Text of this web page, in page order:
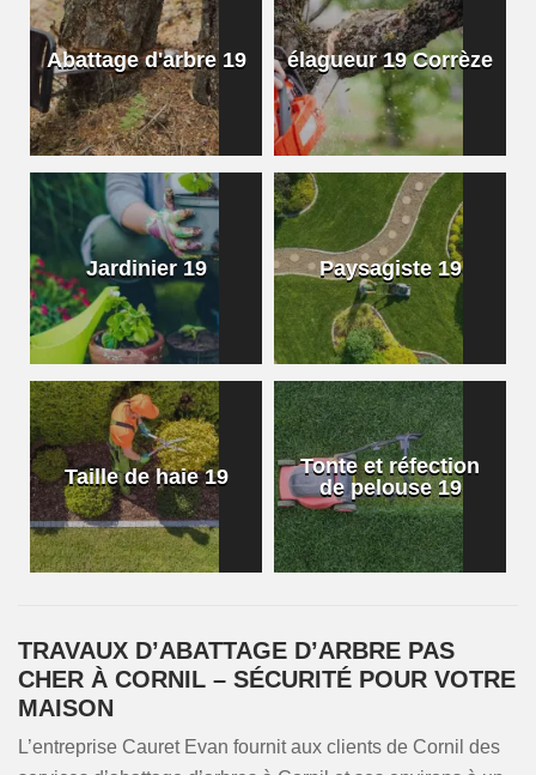
Abattage d'arbre 19 élagueur 19 Corrèze
Jardinier 19 Paysagiste 19
Taille de haie 19
Tonte et réfection
de pelouse 19
TRAVAUX D’ABATTAGE D’ARBRE PAS
CHER À CORNIL – SÉCURITÉ POUR VOTRE
MAISON
L’entreprise Cauret Evan fournit aux clients de Cornil des